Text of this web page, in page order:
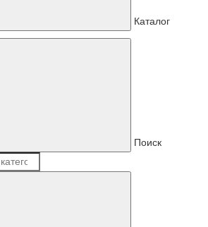
Каталог
Поиск